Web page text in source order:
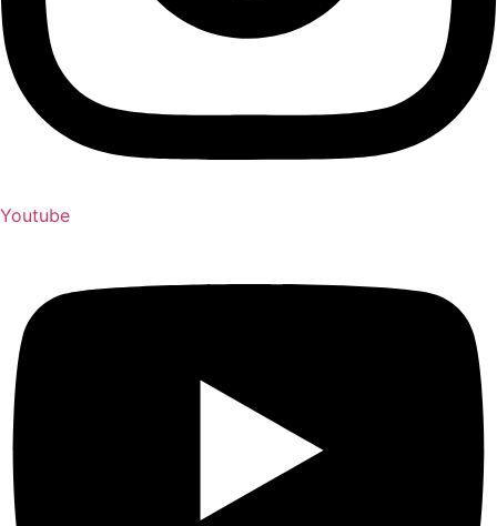
Youtube